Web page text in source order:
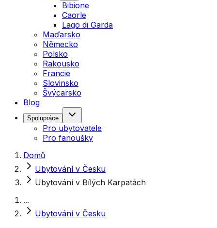
Bibione
Caorle
Lago di Garda
Maďarsko
Německo
Polsko
Rakousko
Francie
Slovinsko
Švýcarsko
Blog
Spolupráce
Pro ubytovatele
Pro fanoušky
Domů
Ubytování v Česku
Ubytování v Bílých Karpatách
...
Ubytování v Česku